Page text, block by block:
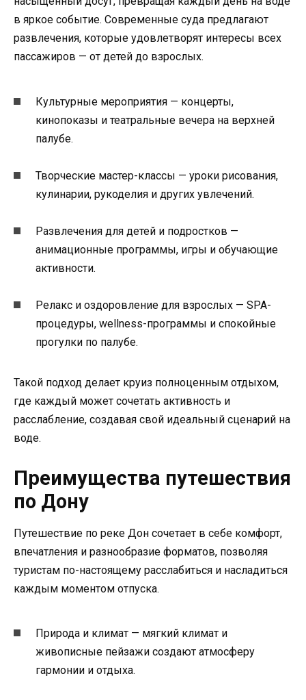
в яркое событие. Современные суда предлагают
развлечения, которые удовлетворят интересы всех
пассажиров — от детей до взрослых.
Культурные мероприятия — концерты,
кинопоказы и театральные вечера на верхней
палубе.
Творческие мастер-классы — уроки рисования,
кулинарии, рукоделия и других увлечений.
Развлечения для детей и подростков —
анимационные программы, игры и обучающие
активности.
Релакс и оздоровление для взрослых — SPA-
процедуры, wellness-программы и спокойные
прогулки по палубе.
Такой подход делает круиз полноценным отдыхом,
где каждый может сочетать активность и
расслабление, создавая свой идеальный сценарий на
воде.
Преимущества путешествия
по Дону
Путешествие по реке Дон сочетает в себе комфорт,
впечатления и разнообразие форматов, позволяя
туристам по-настоящему расслабиться и насладиться
каждым моментом отпуска.
Природа и климат — мягкий климат и
живописные пейзажи создают атмосферу
гармонии и отдыха.